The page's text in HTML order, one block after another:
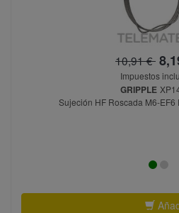
10,91 €
Impuestos
GRIPPLE
Sujeción HF Roscada M6-EF6